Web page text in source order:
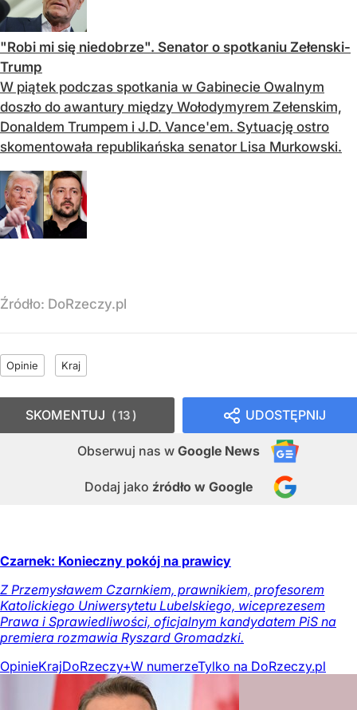
"Robi mi się niedobrze". Senator o spotkaniu Zełenski-
Trump
W piątek podczas spotkania w Gabinecie Owalnym
doszło do awantury między Wołodymyrem Zełenskim,
Donaldem Trumpem i J.D. Vance'em. Sytuację ostro
skomentowała republikańska senator Lisa Murkowski.
Źródło: DoRzeczy.pl
Opinie Kraj
UDOSTĘPNIJ
Obserwuj nas w Google News
Dodaj jako źródło w Google
SKOMENTUJ 13
Czarnek: Konieczny pokój na prawicy
Z Przemysławem Czarnkiem, prawnikiem, profesorem
Katolickiego Uniwersytetu Lubelskiego, wiceprezesem
Prawa i Sprawiedliwości, oficjalnym kandydatem PiS na
premiera rozmawia Ryszard Gromadzki.
OpinieKrajDoRzeczy+W numerzeTylko na DoRzeczy.pl